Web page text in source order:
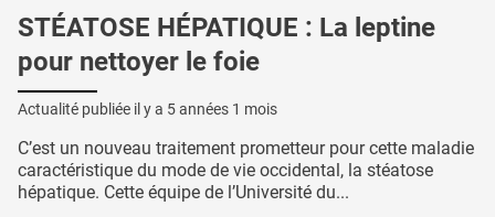
STÉATOSE HÉPATIQUE : La leptine
pour nettoyer le foie
Actualité publiée il y a 5 années 1 mois
C’est un nouveau traitement prometteur pour cette maladie
caractéristique du mode de vie occidental, la stéatose
hépatique. Cette équipe de l’Université du...